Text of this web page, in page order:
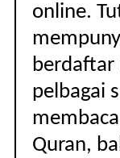
online.
berdaftar
pelbagai
Quran,